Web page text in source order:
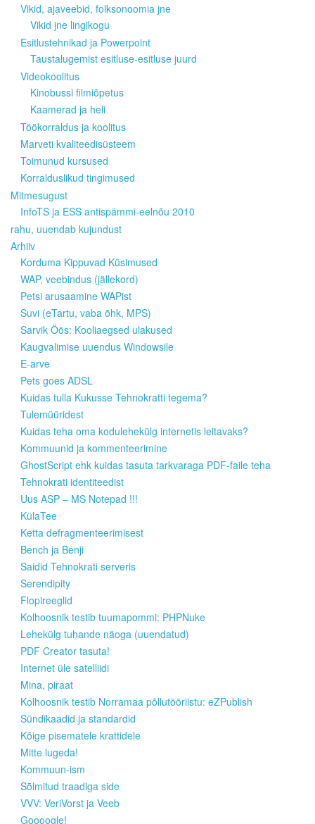
Vikid, ajaveebid, folksonoomia jne
Vikid jne lingikogu
Esitlustehnikad ja Powerpoint
Taustalugemist esitluse-esitluse juurd
Videokoolitus
Kinobussi filmiõpetus
Kaamerad ja heli
Töökorraldus ja koolitus
Marveti kvaliteedisüsteem
Toimunud kursused
Korralduslikud tingimused
Mitmesugust
InfoTS ja ESS antispämmi-eelnõu 2010
rahu, uuendab kujundust
Arhiiv
Korduma Kippuvad Küsimused
WAP, veebindus (jällekord)
Petsi arusaamine WAPist
Suvi (eTartu, vaba õhk, MPS)
Sarvik Öös: Kooliaegsed ulakused
Kaugvalimise uuendus Windowsile
E-arve
Pets goes ADSL
Kuidas tulla Kukusse Tehnokratti tegema?
Tulemüüridest
Kuidas teha oma kodulehekülg internetis leitavaks?
Kommuunid ja kommenteerimine
GhostScript ehk kuidas tasuta tarkvaraga PDF-faile teha
Tehnokrati identiteedist
Uus ASP – MS Notepad !!!
KülaTee
Ketta defragmenteerimisest
Bench ja Benji
Saidid Tehnokrati serveris
Serendipity
Flopireeglid
Kolhoosnik testib tuumapommi: PHPNuke
Lehekülg tuhande näoga (uuendatud)
PDF Creator tasuta!
Internet üle satelliidi
Mina, piraat
Kolhoosnik testib Norramaa põllutööriistu: eZPublish
Sündikaadid ja standardid
Kõige pisematele krattidele
Mitte lugeda!
Kommuun-ism
Sõlmitud traadiga side
VVV: VeriVorst ja Veeb
Goooogle!